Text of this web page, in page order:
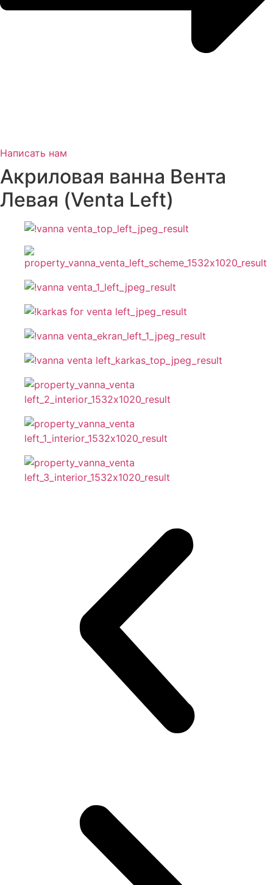
Написать нам
Акриловая ванна Вента
Левая (Venta Left)